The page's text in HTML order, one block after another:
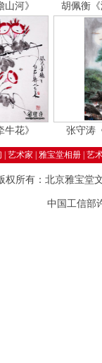
河》 胡佩衡
花》 张守涛
艺术家 雅宝堂相册 艺
权所有：北京雅宝堂
中国工信部